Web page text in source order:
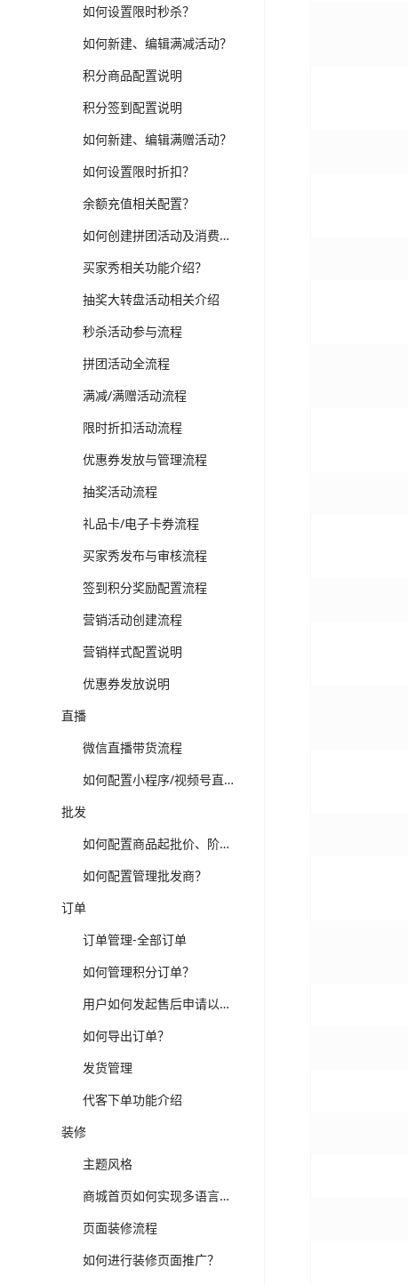
如何设置限时秒杀？
如何新建、编辑满减活动？
积分商品配置说明
积分签到配置说明
如何新建、编辑满赠活动？
如何设置限时折扣？
余额充值相关配置？
如何创建拼团活动及消费者如何参团？
买家秀相关功能介绍？
抽奖大转盘活动相关介绍
秒杀活动参与流程
拼团活动全流程
满减/满赠活动流程
限时折扣活动流程
优惠券发放与管理流程
抽奖活动流程
礼品卡/电子卡券流程
买家秀发布与审核流程
签到积分奖励配置流程
营销活动创建流程
营销样式配置说明
优惠券发放说明
直播
微信直播带货流程
如何配置小程序/视频号直播？
批发
如何配置商品起批价、阶梯价？
如何配置管理批发商？
订单
订单管理-全部订单
如何管理积分订单？
用户如何发起售后申请以及后台操作流程
如何导出订单？
发货管理
代客下单功能介绍
装修
主题风格
商城首页如何实现多语言装修以及切换？
页面装修流程
如何进行装修页面推广？